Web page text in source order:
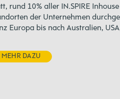
rund 10% aller IN.SPIRE
der Unternehmen
Europa bis nach Australien,
MEHR DAZU